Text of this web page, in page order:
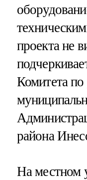
проекта не
Комитета
района
На местном